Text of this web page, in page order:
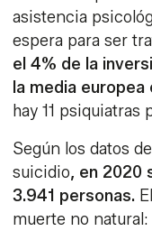
asistencia
espera para ser
el 4% de la
la media
hay 11 psiquiatras
Según los datos
suicidio, en 2020
3.941 personas.
muerte no